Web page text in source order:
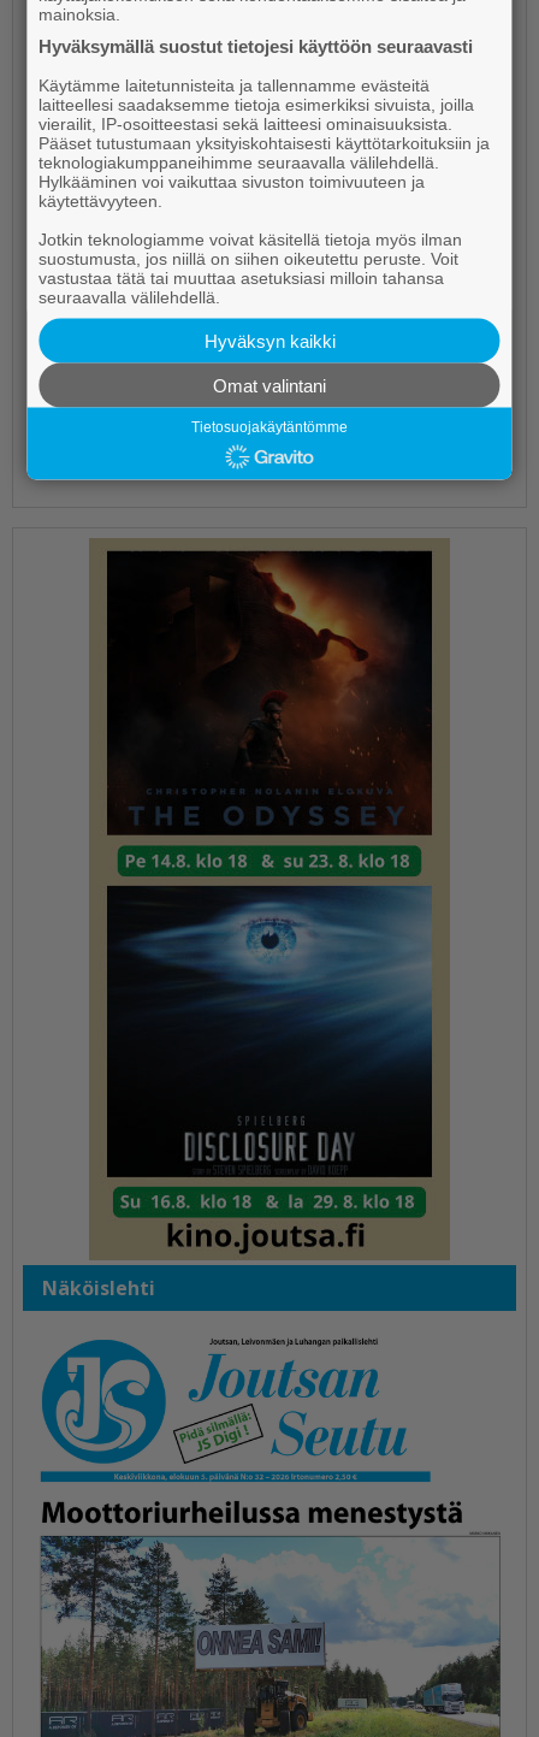
Mitä mieltä olet bingosta?
Tykkään, todella mukavaa puuhaa!
En ole vielä kokeillut, niin en osaa sanoa.
Voisin kyllä harkita lähteväni pelaamaan.
Ei ole minun juttuni.
Näköislehti
mainoksia.
Hyväksymällä suostut tietojesi käyttöön seuraavasti
Käytämme laitetunnisteita ja tallennamme evästeitä
laitteellesi saadaksemme tietoja esimerkiksi sivuista, joilla
vierailit, IP-osoitteestasi sekä laitteesi ominaisuuksista.
Pääset tutustumaan yksityiskohtaisesti käyttötarkoituksiin ja
teknologiakumppaneihimme seuraavalla välilehdellä.
Hylkääminen voi vaikuttaa sivuston toimivuuteen ja
käytettävyyteen.
Jotkin teknologiamme voivat käsitellä tietoja myös ilman
suostumusta, jos niillä on siihen oikeutettu peruste. Voit
vastustaa tätä tai muuttaa asetuksiasi milloin tahansa
seuraavalla välilehdellä.
Hyväksyn kaikki
Omat valintani
Tietosuojakäytäntömme